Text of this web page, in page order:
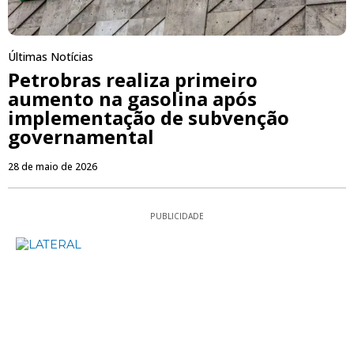
Últimas Notícias
Petrobras realiza primeiro
aumento na gasolina após
implementação de subvenção
governamental
28 de maio de 2026
PUBLICIDADE